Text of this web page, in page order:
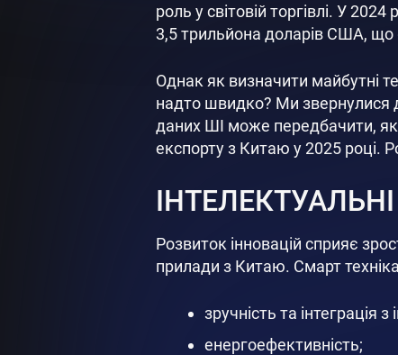
роль у світовій торгівлі. У
3,5 трильйона доларів США, що
Однак як визначити майбутні
надто швидко? Ми звернулися
даних ШІ може передбачити,
експорту з Китаю у 2025 році.
Розвиток інновацій сприяє
прилади з Китаю. Смарт
зручність та інтеграція
енергоефективність;